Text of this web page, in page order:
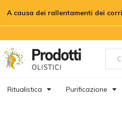
A causa dei rallentamenti dei
Ritualistica Purificazione